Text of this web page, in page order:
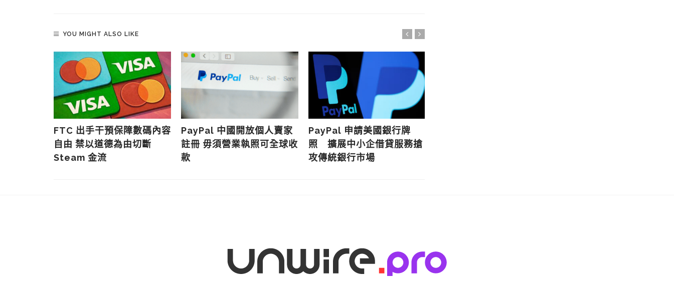
YOU MIGHT ALSO LIKE
FTC 出手干預保障數碼內容
自由 禁以道德為由切斷
Steam 金流
PayPal 中國開放個人賣家
註冊 毋須營業執照可全球收
款
PayPal 申請美國銀行牌
照 擴展中小企借貸服務搶
攻傳統銀行市場